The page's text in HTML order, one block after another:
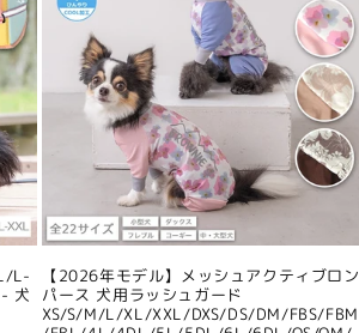
L-
犬
【2026年モデル】メッシュアクティブロン
パース 犬用ラッシュガード
XS/S/M/L/XL/XXL/DXS/DS/DM/FBS/FBM